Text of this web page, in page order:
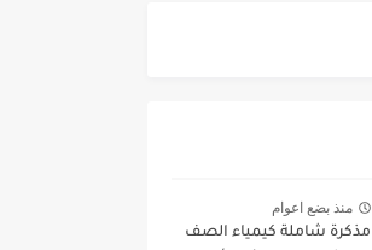
منذ بضع اعوام
مذكرة شاملة كيمياء الصف